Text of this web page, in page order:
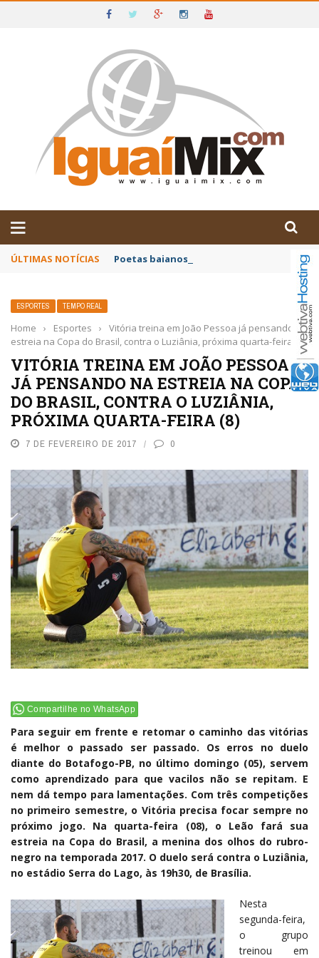
IGUAÍ E SUDOESTE DA BAHIA
ÚLTIMAS NOTÍCIAS Poetas baianos representam o Brasil no
ESPORTES TEMPO REAL
Home › Esportes ›
Vitória treina em João Pessoa já pensando na
estreia na Copa do Brasil, contra o Luziânia, próxima quarta-feira (8)
VITÓRIA TREINA EM JOÃO PESSOA
JÁ PENSANDO NA ESTREIA NA COPA
DO BRASIL, CONTRA O LUZIÂNIA,
PRÓXIMA QUARTA-FEIRA (8)
7 DE FEVEREIRO DE 2017 0
Compartilhe no WhatsApp
Para seguir em frente e retomar o caminho das vitórias
é melhor o passado ser passado. Os erros no duelo
diante do Botafogo-PB, no último domingo (05), servem
como aprendizado para que vacilos não se repitam. E
nem dá tempo para lamentações. Com três competições
no primeiro semestre, o Vitória precisa focar sempre no
próximo jogo. Na quarta-feira (08), o Leão fará sua
estreia na Copa do Brasil, a menina dos olhos do rubro-
negro na temporada 2017. O duelo será contra o Luziânia,
no estádio Serra do Lago, às 19h30, de Brasília.
Nesta
segunda-feira,
o grupo
treinou em